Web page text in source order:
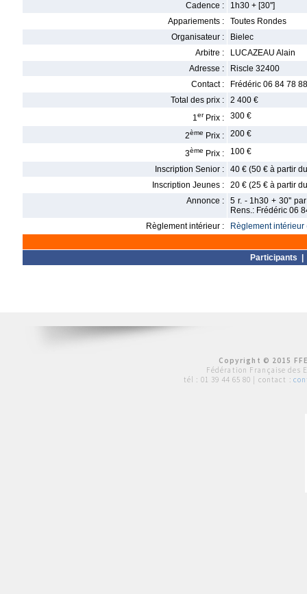
Cadence :
1h30 + [30'']
Appariements :
Toutes Rondes
Organisateur :
Bielec
Arbitre :
LUCAZEAU Alain
Adresse :
Riscle 32400
Contact :
Frédéric 06 84 78
Total des prix :
2 400 €
1er Prix : 300 €
2ème Prix : 200 €
3ème Prix :
100 €
Inscription Senior :
40 € (50 € à partir
Inscription Jeunes :
20 € (25 € à partir
Annonce :
5 r. - 1h30 + 30''
Rens.: Frédéric 06
Règlement intérieur :
Règlement intérieur
Participants
Copyright © 2015
Fédération Française des
tél : 01 39 44 65 80 | contact :